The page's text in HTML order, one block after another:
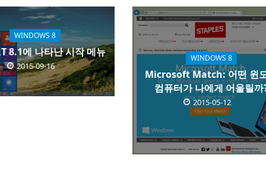
WINDOWS 8
8.1에 나타난 시작 메뉴
2015-09-16
WINDOWS 8
Microsoft Match: 어떤 윈
컴퓨터가 나에게 어울릴까
2015-05-12